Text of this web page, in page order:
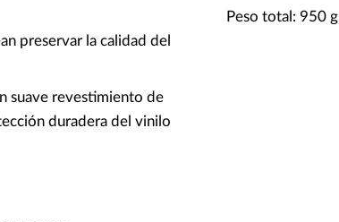
preservar la calidad del
suave revestimiento de
duradera del vinilo
Peso total: 950 g